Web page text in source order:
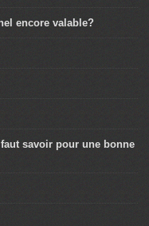
encore valable?
savoir pour une bonne